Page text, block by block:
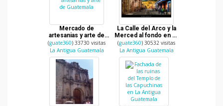
Mercado de
artesanias y arte de
Guatemala
(guate360) 33730 visitas
La Antigua Guatemala
La Calle del Arco y la
Merced al fondo en La
Antigua Guatemala
(guate360) 30532 visitas
La Antigua Guatemala